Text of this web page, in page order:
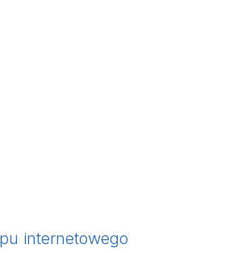
internetowego